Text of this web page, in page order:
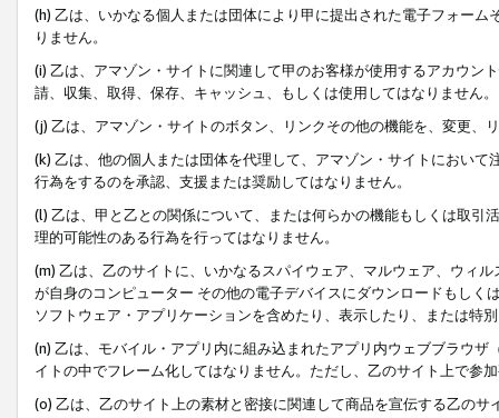
(h) 乙は、いかなる個人または団体により甲に提出された電子フォー
りません。
(i) 乙は、アマゾン・サイトに関連して甲のお客様が使用するアカウン
請、収集、取得、保存、キャッシュ、もしくは使用してはなりません。
(j) 乙は、アマゾン・サイトのボタン、リンクその他の機能を、変更、
(k) 乙は、他の個人または団体を代理して、アマゾン・サイトにおい
行為をするのを承認、支援または奨励してはなりません。
(l) 乙は、甲と乙との関係について、または何らかの機能もしくは取
理的可能性のある行為を行ってはなりません。
(m) 乙は、乙のサイトに、いかなるスパイウェア、マルウェア、ウィ
が自身のコンピューター その他の電子デバイスにダウンロードもし
ソフトウェア・アプリケーションを含めたり、表示したり、または特
(n) 乙は、モバイル・アプリ内に組み込まれたアプリ内ウェブブラウ
イトの中でフレーム化してはなりません。ただし、乙のサイト上で参
(o) 乙は、乙のサイト上の素材と密接に関連して商品を宣伝する乙の